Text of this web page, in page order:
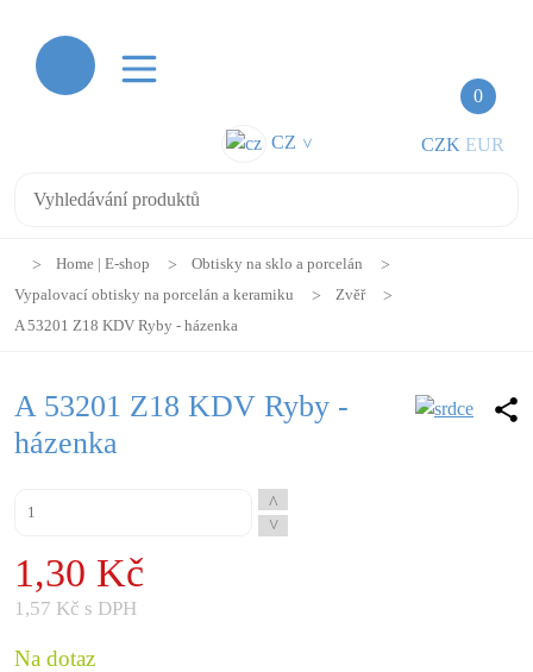
0
CZ > CZK EUR
Home | E-shop
Obtisky na sklo a porcelán
Vypalovací obtisky na porcelán a keramiku
Zvěř
A 53201 Z18 KDV Ryby - házenka
A 53201 Z18 KDV Ryby -
házenka
^
^
1,30 Kč
1,57 Kč s DPH
Na dotaz